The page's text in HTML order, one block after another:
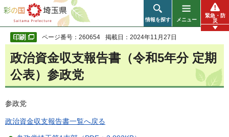
彩の国 埼玉県
情報を探す メニュー
緊急・防
災
ページ番号：260654 掲載日：2024年11月27日
政治資金収支報告書（令和5年分 定期
公表）参政党
参政党
政治資金収支報告書一覧へ戻る